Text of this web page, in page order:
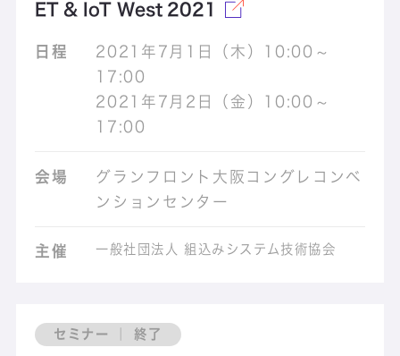
ET & IoT West 2021
日程
2021年7月1日（木）10:00～
17:00
2021年7月2日（金）10:00～
17:00
会場
グランフロント大阪コングレコンベ
ンションセンター
主催 一般社団法人 組込みシステム技術協会
セミナー ｜ 終了